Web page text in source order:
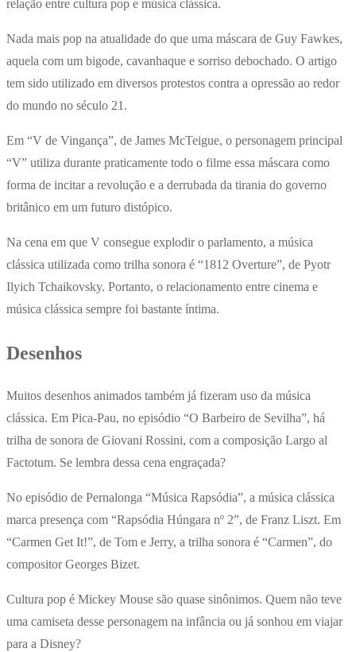
relação entre cultura pop e música clássica.
Nada mais pop na atualidade do que uma máscara de Guy Fawkes,
aquela com um bigode, cavanhaque e sorriso debochado. O artigo
tem sido utilizado em diversos protestos contra a opressão ao redor
do mundo no século 21.
Em “V de Vingança”, de James McTeigue, o personagem principal
“V” utiliza durante praticamente todo o filme essa máscara como
forma de incitar a revolução e a derrubada da tirania do governo
britânico em um futuro distópico.
Na cena em que V consegue explodir o parlamento, a música
clássica utilizada como trilha sonora é “1812 Overture”, de Pyotr
Ilyich Tchaikovsky. Portanto, o relacionamento entre cinema e
música clássica sempre foi bastante íntima.
Desenhos
Muitos desenhos animados também já fizeram uso da música
clássica. Em Pica-Pau, no episódio “O Barbeiro de Sevilha”, há
trilha de sonora de Giovani Rossini, com a composição Largo al
Factotum. Se lembra dessa cena engraçada?
No episódio de Pernalonga “Música Rapsódia”, a música clássica
marca presença com “Rapsódia Húngara nº 2”, de Franz Liszt. Em
“Carmen Get It!”, de Tom e Jerry, a trilha sonora é “Carmen”, do
compositor Georges Bizet.
Cultura pop é Mickey Mouse são quase sinônimos. Quem não teve
uma camiseta desse personagem na infância ou já sonhou em viajar
para a Disney?